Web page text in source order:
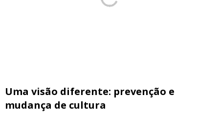
Uma visão diferente: prevenção e
mudança de cultura